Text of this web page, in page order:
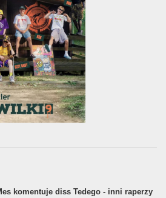
komentuje diss Tedego - inni raperzy